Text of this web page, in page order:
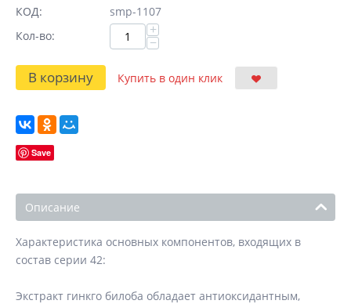
КОД:
smp-1107
Кол-во:
+
−
В корзину Купить в один клик
Save
Описание
Характеристика основных компонентов, входящих в
состав серии 42:
Экстракт гинкго билоба обладает антиоксидантным,